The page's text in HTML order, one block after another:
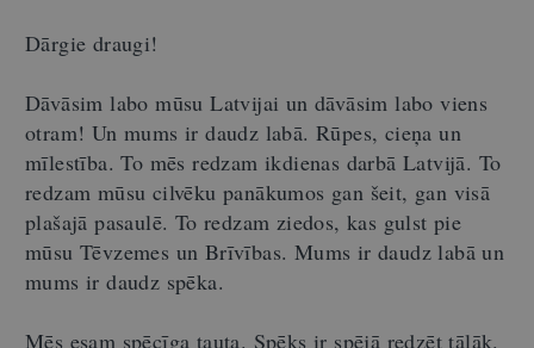
Dārgie draugi!
Dāvāsim labo mūsu Latvijai un dāvāsim labo viens
otram! Un mums ir daudz labā. Rūpes, cieņa un
mīlestība. To mēs redzam ikdienas darbā Latvijā. To
redzam mūsu cilvēku panākumos gan šeit, gan visā
plašajā pasaulē. To redzam ziedos, kas gulst pie
mūsu Tēvzemes un Brīvības. Mums ir daudz labā un
mums ir daudz spēka.
Mēs esam spēcīga tauta. Spēks ir spējā redzēt tālāk.